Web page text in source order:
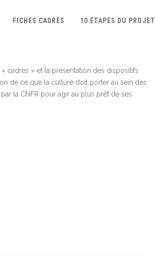
FICHES CADRES 10 ÉTAPES DU PROJET
cadres » et la présentation des dispositifs
de ce que la culture doit porter au sein des
la CNFR pour agir au plus prêt de ses